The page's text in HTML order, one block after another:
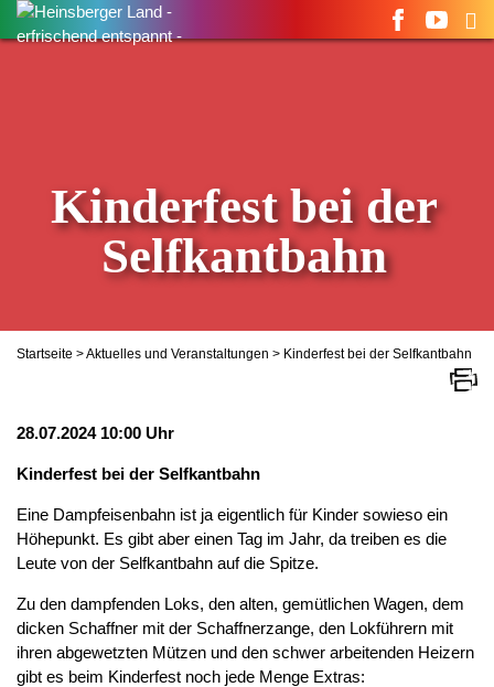
Suchen
nach:
Kinderfest bei der
Selfkantbahn
Startseite >Aktuelles und Veranstaltungen > Kinderfest bei der Selfkantbahn
28.07.2024 10:00 Uhr
Kinderfest bei der Selfkantbahn
Eine Dampfeisenbahn ist ja eigentlich für Kinder sowieso ein
Höhepunkt. Es gibt aber einen Tag im Jahr, da treiben es die
Leute von der Selfkantbahn auf die Spitze.
Zu den dampfenden Loks, den alten, gemütlichen Wagen, dem
dicken Schaffner mit der Schaffnerzange, den Lokführern mit
ihren abgewetzten Mützen und den schwer arbeitenden Heizern
gibt es beim Kinderfest noch jede Menge Extras: